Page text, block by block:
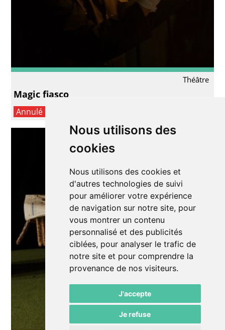
Nous utilisons des
cookies
Nous utilisons des cookies et
d'autres technologies de suivi
pour améliorer votre expérience
de navigation sur notre site, pour
vous montrer un contenu
personnalisé et des publicités
ciblées, pour analyser le trafic de
notre site et pour comprendre la
provenance de nos visiteurs.
J'accepte
Je refuse
Théâtre
Magic fiasco
Annulé